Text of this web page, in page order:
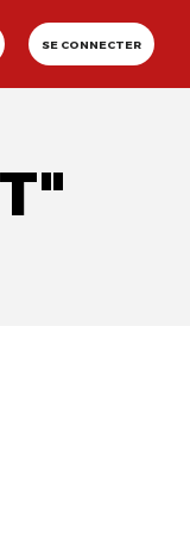
SE CONNECTER